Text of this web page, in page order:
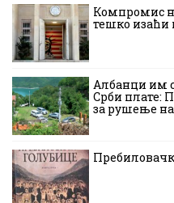
Компромис
тешко изаћи
Албанци им
Срби плате:
за рушење